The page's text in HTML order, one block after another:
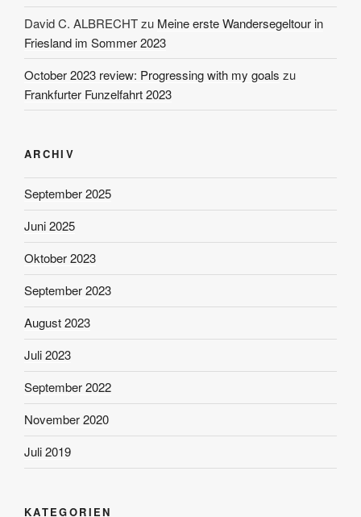
David C. ALBRECHTzu Meine erste Wandersegeltour in
Friesland im Sommer 2023
October 2023 review: Progressing with my goals zu
Frankfurter Funzelfahrt 2023
ARCHIV
September 2025
Juni 2025
Oktober 2023
September 2023
August 2023
Juli 2023
September 2022
November 2020
Juli 2019
KATEGORIEN